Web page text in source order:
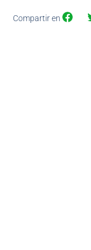
Compartir en